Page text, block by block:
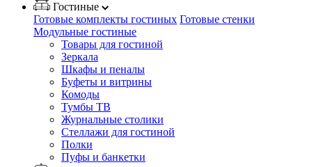
Гостиные
Готовые комплекты гостиных Готовые стенки
Модульные гостиные
Товары для гостиной
Зеркала
Шкафы и пеналы
Буфеты и витрины
Комоды
Тумбы ТВ
Журнальные столики
Стеллажи для гостиной
Полки
Пуфы и банкетки